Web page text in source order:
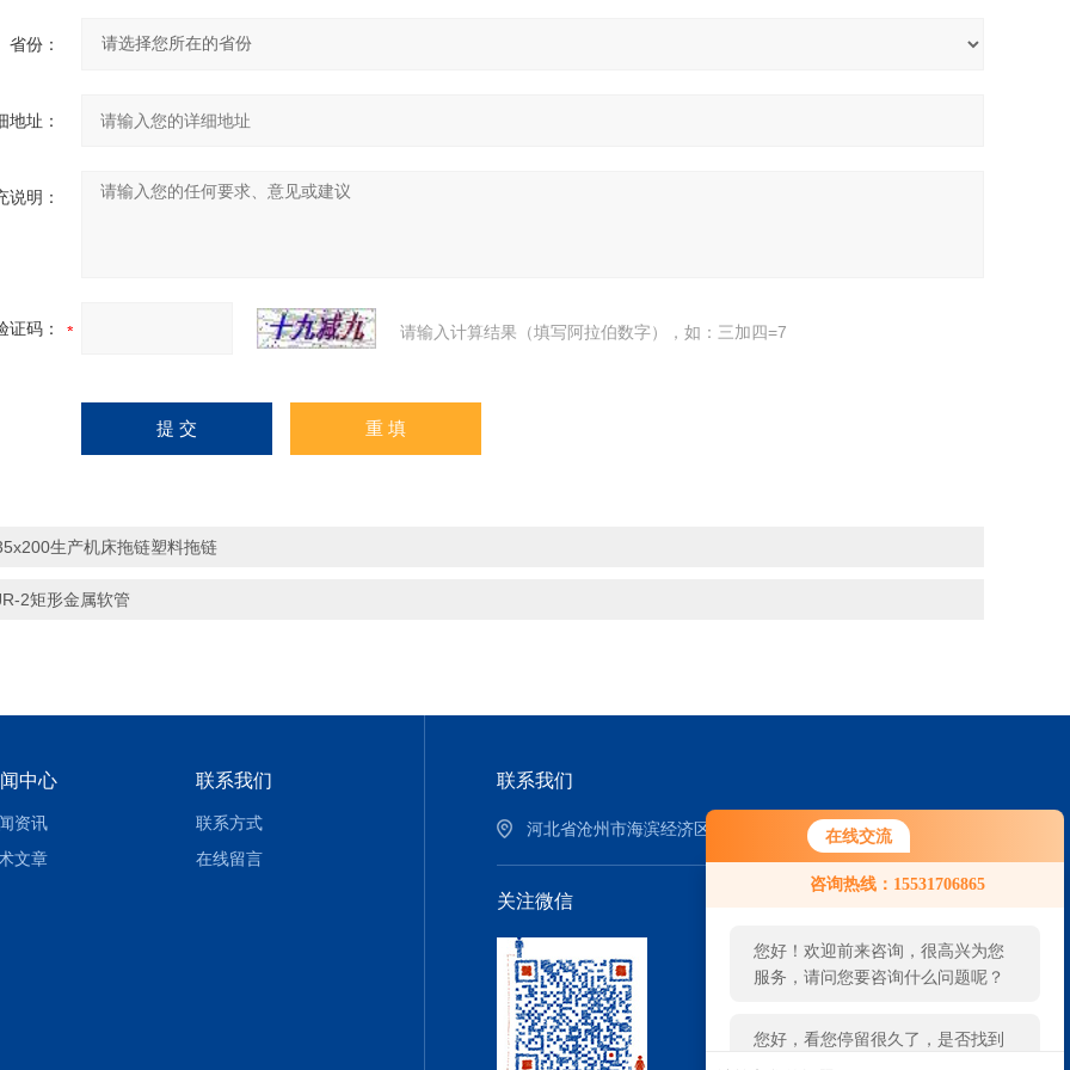
在线交流
咨询热线：15531706865
您好！欢迎前来咨询，很高兴为您
服务，请问您要咨询什么问题呢？
您好，看您停留很久了，是否找到
了需求产品，您可以直接在线与我
省份：
地址：
说明：
证码： 请输入计算结果（填写阿拉伯数字），如：三加四=7
生产机床拖链塑料拖链
2矩形金属软管
中心
资讯
文章
联系我们
联系方式
在线留言
联系我们
河北省沧州市海滨经济区
关注微信